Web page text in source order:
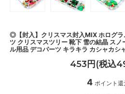
◎【封入】クリスマス封入MIX ホログラ
ツ クリスマスツリー 靴下 雪の結晶 ス
ル用品 デコパーツ キラキラ カシャカシ
453円(税込
4 ポイント還